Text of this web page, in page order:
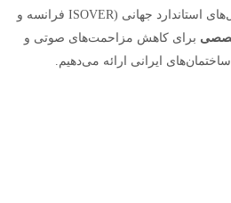
ما با تلفیق دانش فنی و متریال‌های استاندارد جهانی (ISOVER فرانسه و
برای کاهش مزاحمت‌های صوتی و
ایرانی ارائه می‌دهیم.